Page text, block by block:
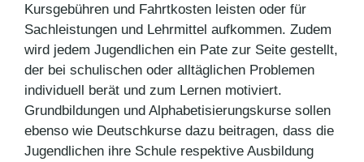
Kursgebühren und Fahrtkosten leisten oder für
Sachleistungen und Lehrmittel aufkommen. Zudem
wird jedem Jugendlichen ein Pate zur Seite gestellt,
der bei schulischen oder alltäglichen Problemen
individuell berät und zum Lernen motiviert.
Grundbildungen und Alphabetisierungskurse sollen
ebenso wie Deutschkurse dazu beitragen, dass die
Jugendlichen ihre Schule respektive Ausbildung